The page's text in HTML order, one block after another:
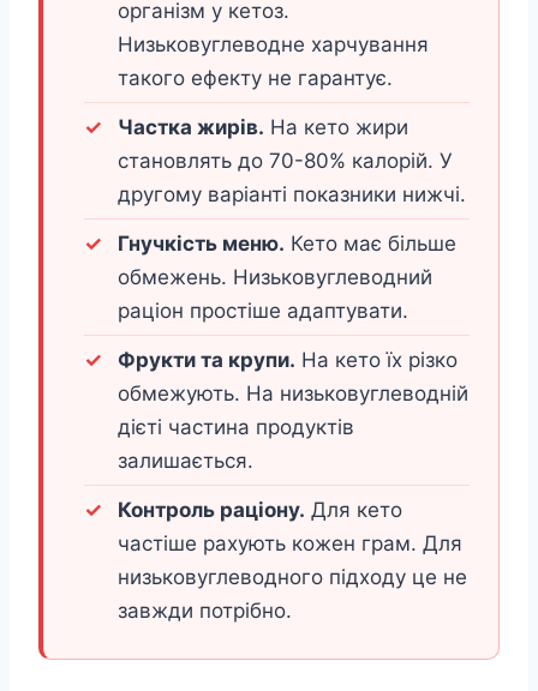
організм у кетоз.
Низьковуглеводне харчування
такого ефекту не гарантує.
Частка жирів. На кето жири
становлять до 70-80% калорій. У
другому варіанті показники нижчі.
Гнучкість меню. Кето має більше
обмежень. Низьковуглеводний
раціон простіше адаптувати.
Фрукти та крупи. На кето їх різко
обмежують. На низьковуглеводній
дієті частина продуктів
залишається.
Контроль раціону. Для кето
частіше рахують кожен грам. Для
низьковуглеводного підходу це не
завжди потрібно.